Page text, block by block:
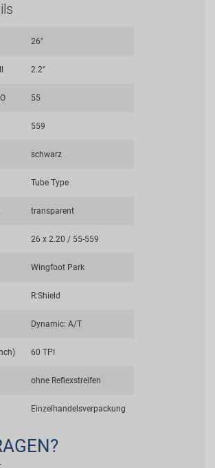
26"
2.2"
55
559
schwarz
Tube Type
transparent
26 x 2.20 / 55-559
Wingfoot Park
R:Shield
Dynamic: A/T
60 TPI
ohne Reflexstreifen
Einzelhandelsverpackung